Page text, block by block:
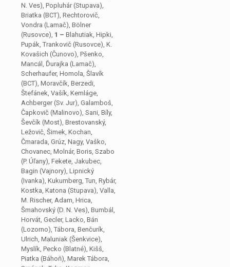
N. Ves), Popluhár (Stupava),
Briatka (BCT), Rechtorovič,
Vondra (Lamač), Bölner
(Rusovce), 1 – Blahutiak, Hipki,
Pupák, Trankovič (Rusovce), K.
Kovašich (Čunovo), Pšenko,
Mancál, Ďurajka (Lamač),
Scherhaufer, Homola, Šlavík
(BCT), Moravčík, Berzedi,
Štefánek, Vašík, Kemláge,
Achberger (Sv. Jur), Galamboš,
Čapkovič (Malinovo), Sani, Bíly,
Ševčík (Most), Brestovanský,
Ležovič, Šimek, Kochan,
Čmarada, Grúz, Nagy, Vaško,
Chovanec, Molnár, Boris, Szabo
(P. Úľany), Fekete, Jakubec,
Bagin (Vajnory), Lipnický
(Ivanka), Kukumberg, Tun, Rybár,
Kostka, Katona (Stupava), Valla,
M. Rischer, Adam, Hrica,
Šmahovský (D. N. Ves), Bumbál,
Horvát, Gecler, Lacko, Bán
(Lozorno), Tábora, Benčurík,
Ulrich, Maluniak (Šenkvice),
Myslík, Pecko (Blatné), Kišš,
Piatka (Báhoň), Marek Tábora,